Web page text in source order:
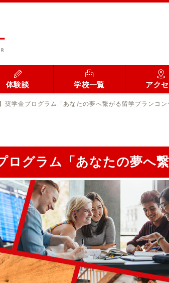
体験談 学校一覧 アク
奨学金プログラム「あなたの夢へ繋がる留学プランコン
ログラム「あなたの夢へ